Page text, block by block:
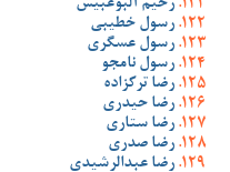
رحیم آلبوغبیش
رسول خطیبی
رسول عسگری
رسول نامجو
رضا ترکزاده
رضا حیدری
رضا ستاری
رضا صدری
رضا عبدالرشیدی